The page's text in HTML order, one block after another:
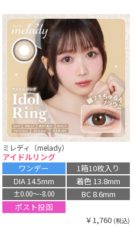
ミレディ（melady）
アイドルリング
ワンデー
1箱10枚入り
DIA 14.5mm
着色 13.8mm
±0.00〜-8.00
BC 8.6mm
ポスト投函
￥1,760 (税込)